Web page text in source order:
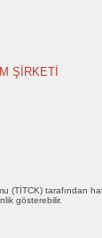
ŞİRKETİ
(TİTCK) tarafından
gösterebilir.